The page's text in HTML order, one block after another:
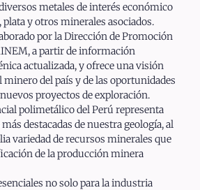
metales de interés económico
y otros minerales asociados.
por la Dirección de Promoción
a partir de información
actualizada, y ofrece una visión
del país y de las oportunidades
proyectos de exploración.
polimetálico del Perú representa
destacadas de nuestra geología, al
variedad de recursos minerales que
de la producción minera
no solo para la industria